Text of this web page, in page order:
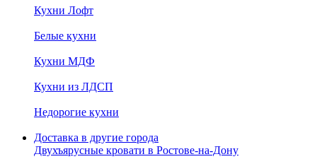
Кухни Лофт
Белые кухни
Кухни МДФ
Кухни из ЛДСП
Недорогие кухни
Доставка в другие города
Двухъярусные кровати в Ростове-на-Дону